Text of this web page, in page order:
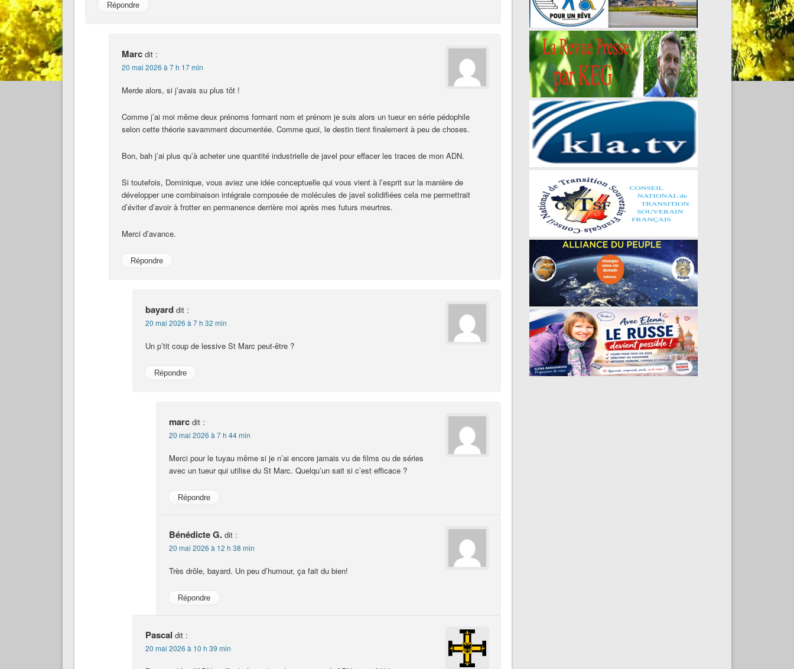
Répondre
Marc dit :
20 mai 2026 à 7 h 17 min
Merde alors, si j’avais su plus tôt !
Comme j’ai moi même deux prénoms formant nom et prénom je suis alors un tueur en série pédophile
selon cette théorie savamment documentée. Comme quoi, le destin tient finalement à peu de choses.
Bon, bah j’ai plus qu’à acheter une quantité industrielle de javel pour effacer les traces de mon ADN.
Si toutefois, Dominique, vous aviez une idée conceptuelle qui vous vient à l’esprit sur la manière de
développer une combinaison intégrale composée de molécules de javel solidifiées cela me permettrait
d’éviter d’avoir à frotter en permanence derrière moi après mes futurs meurtres.
Merci d’avance.
Répondre
bayard dit :
20 mai 2026 à 7 h 32 min
Un p’tit coup de lessive St Marc peut-être ?
Répondre
marc dit :
20 mai 2026 à 7 h 44 min
Merci pour le tuyau même si je n’ai encore jamais vu de films ou de séries
avec un tueur qui utilise du St Marc. Quelqu’un sait si c’est efficace ?
Répondre
Bénédicte G. dit :
20 mai 2026 à 12 h 38 min
Très drôle, bayard. Un peu d’humour, ça fait du bien!
Répondre
Pascal dit :
20 mai 2026 à 10 h 39 min